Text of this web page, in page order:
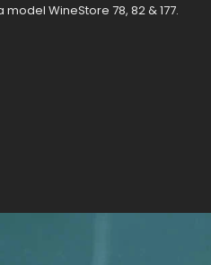
WineStore 78, 82 & 177.